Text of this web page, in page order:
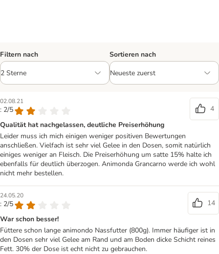
Filtern nach Sortieren nach
02.08.21
: 2/5
4
Qualität hat nachgelassen, deutliche Preiserhöhung
Leider muss ich mich einigen weniger positiven Bewertungen
anschließen. Vielfach ist sehr viel Gelee in den Dosen, somit natürlich
einiges weniger an Fleisch. Die Preiserhöhung um satte 15% halte ich
ebenfalls für deutlich überzogen. Animonda Grancarno werde ich wohl
nicht mehr bestellen.
24.05.20
: 2/5
14
War schon besser!
Füttere schon lange animondo Nassfutter (800g). Immer häufiger ist in
den Dosen sehr viel Gelee am Rand und am Boden dicke Schicht reines
Fett. 30% der Dose ist echt nicht zu gebrauchen.